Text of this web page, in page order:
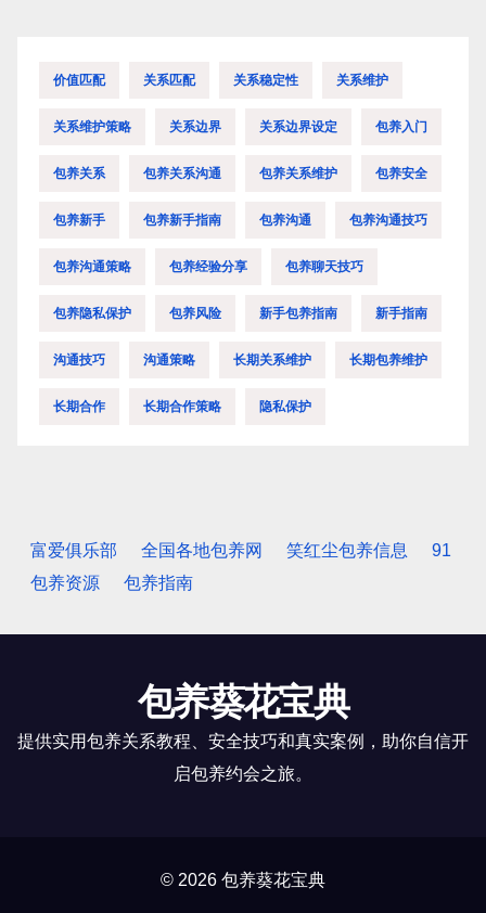
价值匹配 关系匹配 关系稳定性 关系维护
关系维护策略 关系边界 关系边界设定 包养入门
包养关系 包养关系沟通 包养关系维护 包养安全
包养新手 包养新手指南 包养沟通 包养沟通技巧
包养沟通策略 包养经验分享 包养聊天技巧
包养隐私保护 包养风险 新手包养指南 新手指南
沟通技巧 沟通策略 长期关系维护 长期包养维护
长期合作 长期合作策略 隐私保护
富爱俱乐部 全国各地包养网 笑红尘包养信息
91
包养资源
包养指南
包养葵花宝典
提供实用包养关系教程、安全技巧和真实案例，助你自信开
启包养约会之旅。
© 2026 包养葵花宝典